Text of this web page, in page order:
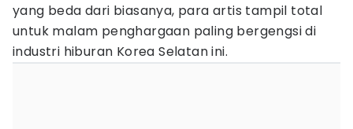
yang beda dari biasanya, para artis tampil total
untuk malam penghargaan paling bergengsi di
industri hiburan Korea Selatan ini.